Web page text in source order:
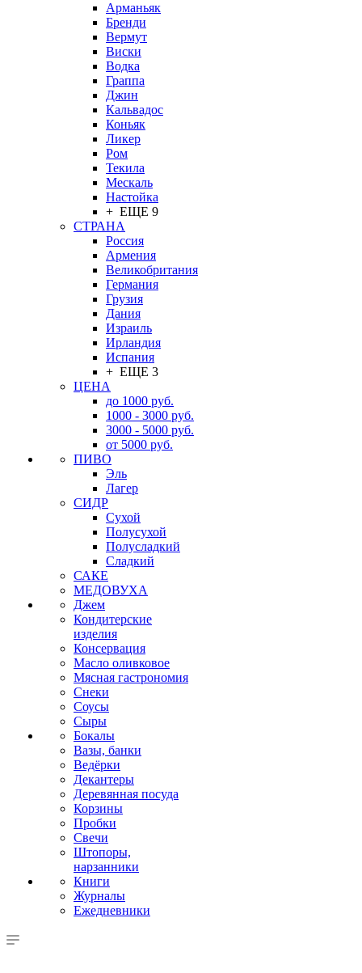
Арманьяк
Бренди
Вермут
Виски
Водка
Граппа
Джин
Кальвадос
Коньяк
Ликер
Ром
Текила
Мескаль
Настойка
+ ЕЩЕ 9
СТРАНА
Россия
Армения
Великобритания
Германия
Грузия
Дания
Израиль
Ирландия
Испания
+ ЕЩЕ 3
ЦЕНА
до 1000 руб.
1000 - 3000 руб.
3000 - 5000 руб.
от 5000 руб.
ПИВО
Эль
Лагер
СИДР
Сухой
Полусухой
Полусладкий
Сладкий
САКЕ
МЕДОВУХА
Джем
Кондитерские
изделия
Консервация
Масло оливковое
Мясная гастрономия
Снеки
Соусы
Сыры
Бокалы
Вазы, банки
Ведёрки
Декантеры
Деревянная посуда
Корзины
Пробки
Свечи
Штопоры,
нарзанники
Книги
Журналы
Ежедневники